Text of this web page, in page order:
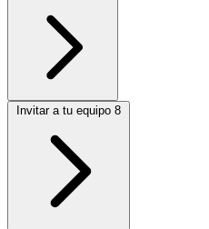
Invitar a tu equipo 8